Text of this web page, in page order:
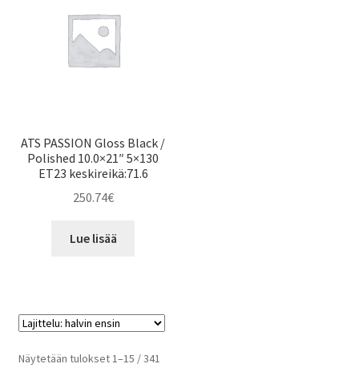
ATS PASSION Gloss Black /
Polished 10.0×21″ 5×130
ET23 keskireikä:71.6
250.74€
Lue lisää
Näytetään tulokset 1–15 / 341